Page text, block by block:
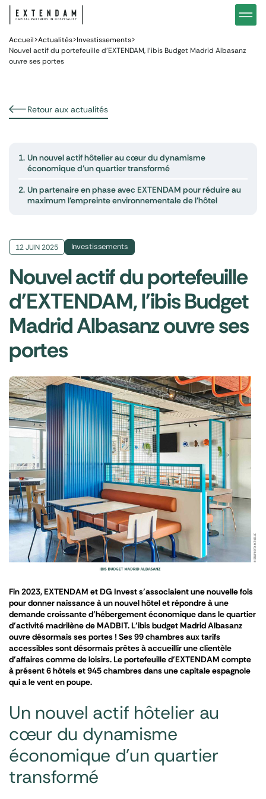
Notre stratégie d’investissements hôteliers Nos
Investir
Pourquoi investir dans l’hôtellerie ?
Vous êtes
Gestion de patrimoine
Actualités
Accueil>Actualités>Investissements>
Nouvel actif du portefeuille d’EXTENDAM, l’ibis Budget Madrid Albasanz
ouvre ses portes
Retour aux actualités
1. Un nouvel actif hôtelier au cœur du dynamisme
économique d’un quartier transformé
2. Un partenaire en phase avec EXTENDAM pour réduire au
maximum l’empreinte environnementale de l’hôtel
12 JUIN 2025 Investissements
Nouvel actif du portefeuille
d'EXTENDAM, l'ibis Budget
Madrid Albasanz ouvre ses
portes
Fin 2023, EXTENDAM et DG Invest s’associaient une nouvelle fois
pour donner naissance à un nouvel hôtel et répondre à une
demande croissante d’hébergement économique dans le quartier
d’activité madrilène de MADBIT. L’ibis budget Madrid Albasanz
ouvre désormais ses portes ! Ses 99 chambres aux tarifs
accessibles sont désormais prêtes à accueillir une clientèle
d’affaires comme de loisirs. Le portefeuille d’EXTENDAM compte
à présent 6 hôtels et 945 chambres dans une capitale espagnole
qui a le vent en poupe.
Un nouvel actif hôtelier au
cœur du dynamisme
économique d’un quartier
transformé